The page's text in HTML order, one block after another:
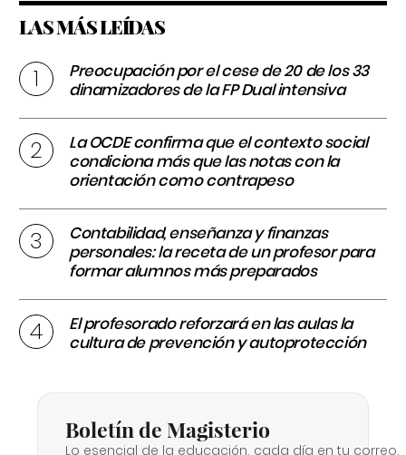
LAS MÁS LEÍDAS
Preocupación por el cese de 20 de los 33
dinamizadores de la FP Dual intensiva
La OCDE confirma que el contexto social
condiciona más que las notas con la
orientación como contrapeso
Contabilidad, enseñanza y finanzas
personales: la receta de un profesor para
formar alumnos más preparados
El profesorado reforzará en las aulas la
cultura de prevención y autoprotección
Boletín de Magisterio
Lo esencial de la educación, cada día en tu correo.